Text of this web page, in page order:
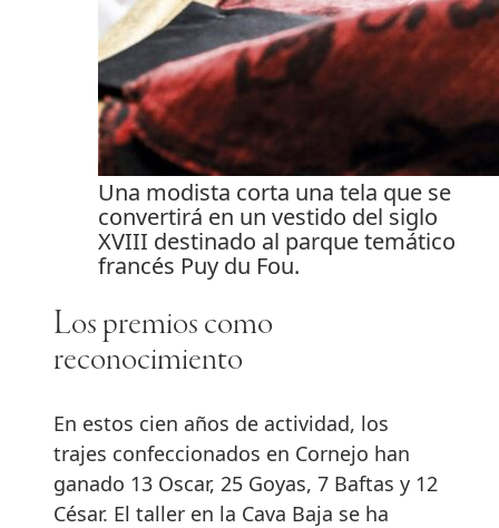
Una modista corta una tela que se
convertirá en un vestido del siglo
XVIII destinado al parque temático
francés Puy du Fou.
Los premios como
reconocimiento
En estos cien años de actividad, los
trajes confeccionados en Cornejo han
ganado 13 Oscar, 25 Goyas, 7 Baftas y 12
César. El taller en la Cava Baja se ha